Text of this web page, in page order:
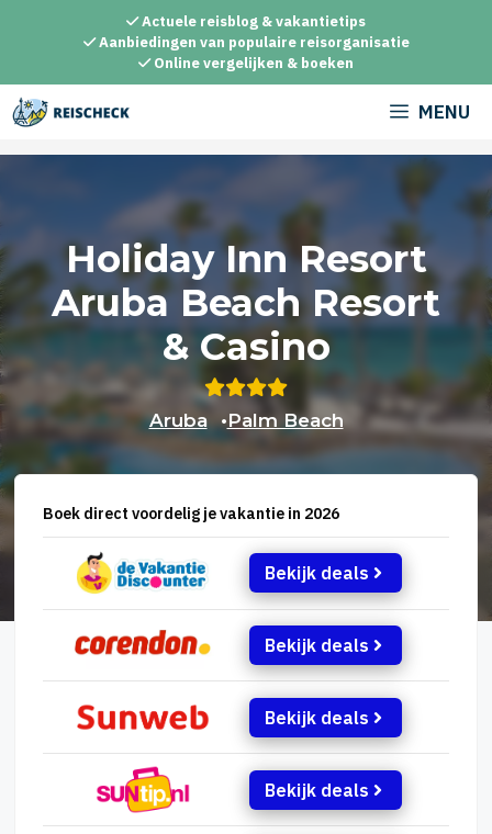
inhoud
Actuele reisblog & vakantietips
Aanbiedingen van populaire reisorganisatie
Online vergelijken & boeken
MENU
Holiday Inn Resort
Aruba Beach Resort
& Casino
Aruba •Palm Beach
Boek direct voordelig je vakantie in 2026
Bekijk deals
Bekijk deals
Bekijk deals
Bekijk deals